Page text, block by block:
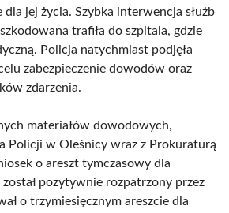
dla jej życia. Szybka interwencja służb
trafiła do szpitala, gdzie
Policja natychmiast podjęła
zabezpieczenie dowodów oraz
zdarzenia.
materiałów dowodowych,
Policji w Oleśnicy wraz z Prokuraturą
o areszt tymczasowy dla
został pozytywnie rozpatrzony przez
o trzymiesięcznym areszcie dla